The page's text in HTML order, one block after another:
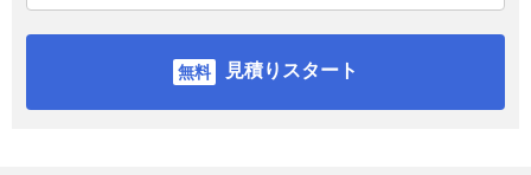
見積りスタート